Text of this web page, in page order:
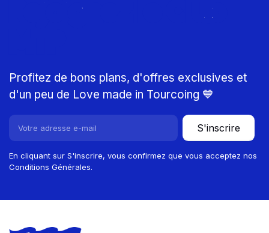
Rejoignez le Club
Profitez de bons plans, d'offres exclusives et
d'un peu de Love made in Tourcoing 💙
S'inscrire
En cliquant sur S'inscrire, vous confirmez que vous acceptez nos
Conditions Générales.